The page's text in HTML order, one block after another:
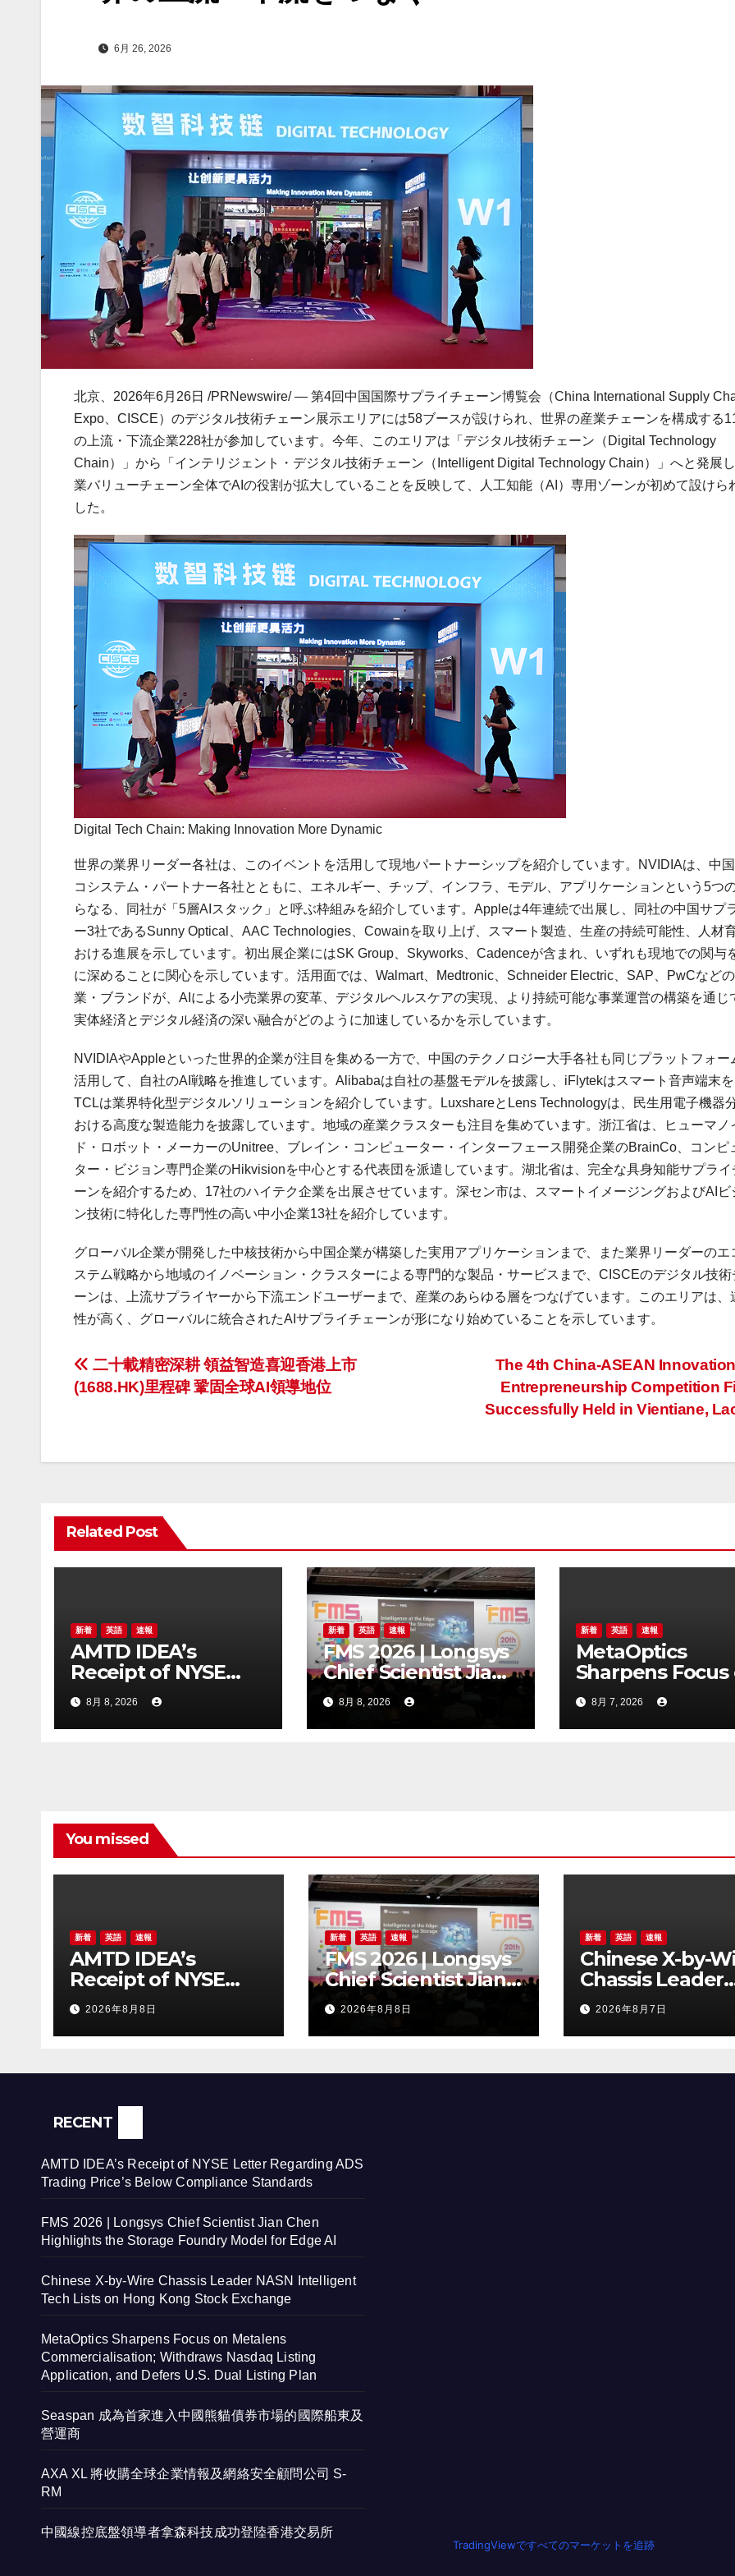
6月 26, 2026
北京、2026年6月26日 /PRNewswire/ — 第4回中国国際サプライチェーン博覧会（China International Supply
Expo、CISCE）のデジタル技術チェーン展示エリアには58ブースが設けられ、世界の産業チェーンを構成する
の上流・下流企業228社が参加しています。今年、このエリアは「デジタル技術チェーン（Digital Technology
Chain）」から「インテリジェント・デジタル技術チェーン（Intelligent Digital Technology Chain）」へと発展
業バリューチェーン全体でAIの役割が拡大していることを反映して、人工知能（AI）専用ゾーンが初めて設けら
した。
Digital Tech Chain: Making Innovation More Dynamic
世界の業界リーダー各社は、このイベントを活用して現地パートナーシップを紹介しています。NVIDIAは、中
コシステム・パートナー各社とともに、エネルギー、チップ、インフラ、モデル、アプリケーションという5つ
らなる、同社が「5層AIスタック」と呼ぶ枠組みを紹介しています。Appleは4年連続で出展し、同社の中国サプ
ー3社であるSunny Optical、AAC Technologies、Cowainを取り上げ、スマート製造、生産の持続可能性、人材
おける進展を示しています。初出展企業にはSK Group、Skyworks、Cadenceが含まれ、いずれも現地での関与
に深めることに関心を示しています。活用面では、Walmart、Medtronic、Schneider Electric、SAP、PwCなど
業・ブランドが、AIによる小売業界の変革、デジタルヘルスケアの実現、より持続可能な事業運営の構築を通じ
実体経済とデジタル経済の深い融合がどのように加速しているかを示しています。
NVIDIAやAppleといった世界的企業が注目を集める一方で、中国のテクノロジー大手各社も同じプラットフォー
活用して、自社のAI戦略を推進しています。Alibabaは自社の基盤モデルを披露し、iFlytekはスマート音声端末を
TCLは業界特化型デジタルソリューションを紹介しています。LuxshareとLens Technologyは、民生用電子機器
おける高度な製造能力を披露しています。地域の産業クラスターも注目を集めています。浙江省は、ヒューマノ
ド・ロボット・メーカーのUnitree、ブレイン・コンピューター・インターフェース開発企業のBrainCo、コンピ
ター・ビジョン専門企業のHikvisionを中心とする代表団を派遣しています。湖北省は、完全な具身知能サプライ
ーンを紹介するため、17社のハイテク企業を出展させています。深セン市は、スマートイメージングおよびAIビ
ン技術に特化した専門性の高い中小企業13社を紹介しています。
グローバル企業が開発した中核技術から中国企業が構築した実用アプリケーションまで、また業界リーダーのエ
ステム戦略から地域のイノベーション・クラスターによる専門的な製品・サービスまで、CISCEのデジタル技術
ーンは、上流サプライヤーから下流エンドユーザーまで、産業のあらゆる層をつなげています。このエリアは、
性が高く、グローバルに統合されたAIサプライチェーンが形になり始めていることを示しています。
投
稿
ビ
ー
シ
ン
The 4th China-ASEAN
Entrepreneurship Competition
Successfully Held in Vientiane,
二十載精密深耕 領益智造喜迎香港上市
(1688.HK)里程碑 鞏固全球AI領導地位
Related Post
新着 英語 速報
AMTD IDEA’s
Receipt of NYSE
Letter Regarding
ADS Trading Price’s
Below Compliance
8月 8, 2026
新着 英語 速報
FMS 2026 | Longsys
Chief Scientist Jian
Chen Highlights the
Storage Foundry
Model for Edge AI
8月 8, 2026
新着 英語 速報
MetaOptics
Sharpens Focus
Metalens
Withdraws
8月 7, 2026
You missed
新着 英語 速報
AMTD IDEA’s
Receipt of NYSE
Letter Regarding
ADS Trading Price’s
Below Compliance
2026年8月8日
新着 英語 速報
FMS 2026 | Longsys
Chief Scientist Jian
Chen Highlights the
Storage Foundry
Model for Edge AI
2026年8月8日
新着 英語 速報
Chinese X-by-
Chassis Leader
NASN Intelligent
Tech Lists on
Kong Stock
2026年8月7日
RECENT
AMTD IDEA’s Receipt of NYSE Letter Regarding ADS
Trading Price’s Below Compliance Standards
FMS 2026 | Longsys Chief Scientist Jian Chen
Highlights the Storage Foundry Model for Edge AI
Chinese X-by-Wire Chassis Leader NASN Intelligent
Tech Lists on Hong Kong Stock Exchange
MetaOptics Sharpens Focus on Metalens
Commercialisation; Withdraws Nasdaq Listing
Application, and Defers U.S. Dual Listing Plan
Seaspan 成為首家進入中國熊貓債券市場的國際船東及
營運商
AXA XL 將收購全球企業情報及網絡安全顧問公司 S-
RM
中國線控底盤領導者拿森科技成功登陸香港交易所
TradingViewですべてのマーケットを追跡